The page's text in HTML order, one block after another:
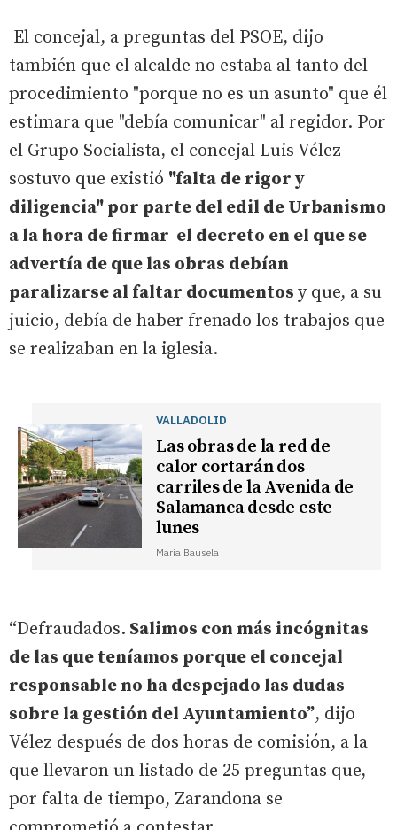
El concejal, a preguntas del PSOE, dijo
también que el alcalde no estaba al tanto del
procedimiento "porque no es un asunto" que él
estimara que "debía comunicar" al regidor. Por
el Grupo Socialista, el concejal Luis Vélez
sostuvo que existió "falta de rigor y
diligencia" por parte del edil de Urbanismo
a la hora de firmar el decreto en el que se
advertía de que las obras debían
paralizarse al faltar documentos y que, a su
juicio, debía de haber frenado los trabajos que
se realizaban en la iglesia.
VALLADOLID
Las obras de la red de
calor cortarán dos
carriles de la Avenida de
Salamanca desde este
lunes
Maria Bausela
“Defraudados. Salimos con más incógnitas
de las que teníamos porque el concejal
responsable no ha despejado las dudas
sobre la gestión del Ayuntamiento”, dijo
Vélez después de dos horas de comisión, a la
que llevaron un listado de 25 preguntas que,
por falta de tiempo, Zarandona se